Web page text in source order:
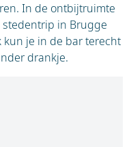
In de ontbijtruimte
in Brugge
je in de bar terecht
drankje.